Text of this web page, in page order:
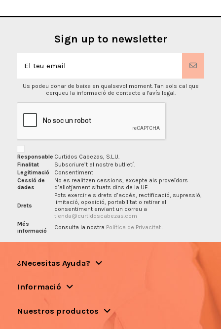
Sign up to newsletter
Us podeu donar de baixa en qualsevol moment. Tan sols cal que
cerqueu la informació de contacte a l'avís legal.
Responsable Curtidos Cabezas, S.L.U.
Finalitat
Subscriure’t al nostre butlletí.
Legitimació
Consentiment
Cessió de
dades
No es realitzen cessions, excepte als proveïdors
d’allotjament situats dins de la UE.
Drets
Pots exercir els drets d’accés, rectificació, supressió,
limitació, oposició, portabilitat o retirar el
consentiment enviant un correu a
tienda@curtidoscabezas.com
Més
informació
Consulta la nostra Política de Privacitat
¿Necesitas Ayuda?
Informació
Nuestros productos